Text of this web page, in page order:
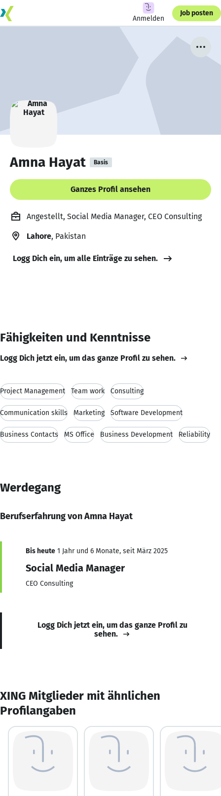
Anmelden
Job posten
Amna Hayat Basis
Ganzes Profil ansehen
Angestellt, Social Media Manager, CEO Consulting
Lahore, Pakistan
Logg Dich ein, um alle Einträge zu sehen.
Fähigkeiten und Kenntnisse
Logg Dich jetzt ein, um das ganze Profil zu sehen.
Project Management Team work Consulting
Communication skills Marketing Software Development
Business Contacts MS Office Business Development Reliability
Werdegang
Berufserfahrung von Amna Hayat
Bis heute 1 Jahr und 6 Monate, seit März 2025
Social Media Manager
CEO Consulting
Logg Dich jetzt ein, um das ganze Profil zu
sehen.
XING Mitglieder mit ähnlichen
Profilangaben